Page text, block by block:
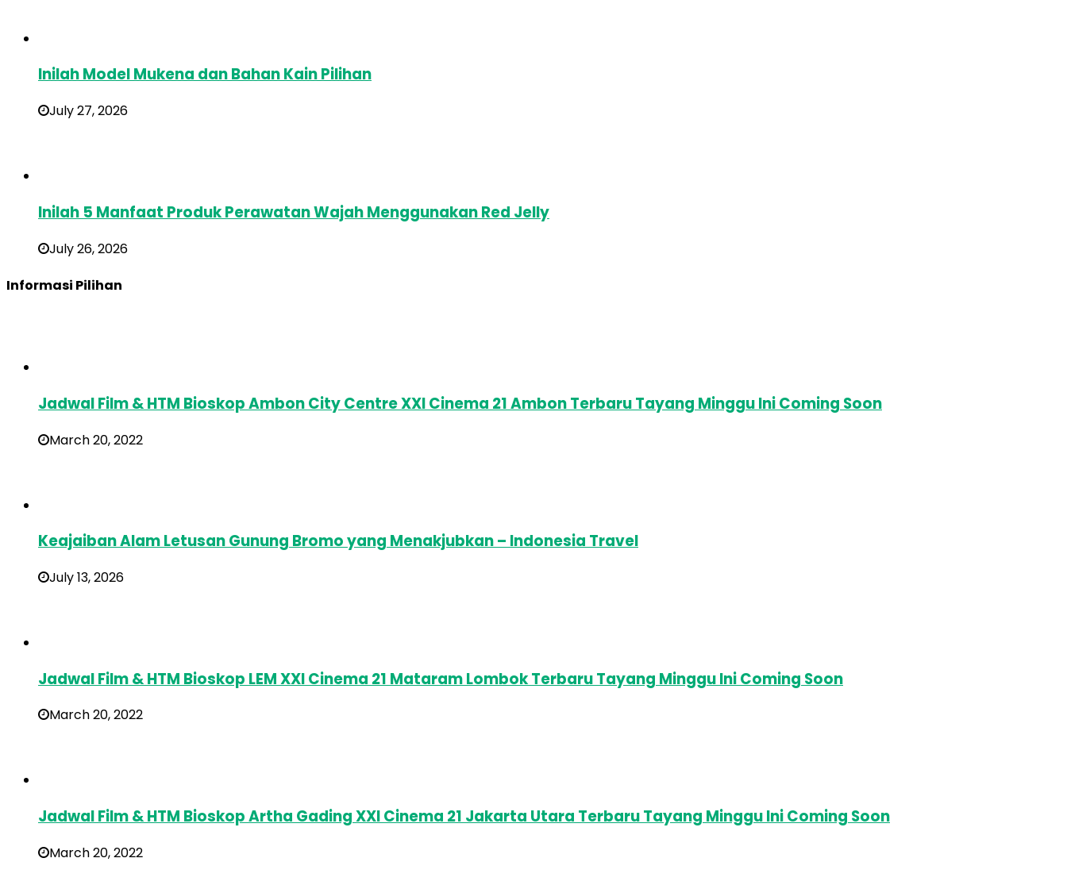
Inilah Model Mukena dan Bahan Kain Pilihan
July 27, 2026
Inilah 5 Manfaat Produk Perawatan Wajah Menggunakan Red Jelly
July 26, 2026
Informasi Pilihan
Jadwal Film & HTM Bioskop Ambon City Centre XXI Cinema 21 Ambon Terbaru Tayang Minggu Ini Coming Soon
March 20, 2022
Keajaiban Alam Letusan Gunung Bromo yang Menakjubkan – Indonesia Travel
July 13, 2026
Jadwal Film & HTM Bioskop LEM XXI Cinema 21 Mataram Lombok Terbaru Tayang Minggu Ini Coming Soon
March 20, 2022
Jadwal Film & HTM Bioskop Artha Gading XXI Cinema 21 Jakarta Utara Terbaru Tayang Minggu Ini Coming Soon
March 20, 2022